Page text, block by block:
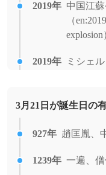
2019年 中国江
（
explosion
2019年
ミシェ
2019年 MLB・
コープ
3月21日が誕生日の
927年 趙匡胤、
1239年 一遍、僧